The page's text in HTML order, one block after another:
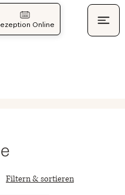
Online
Filtern & sortieren